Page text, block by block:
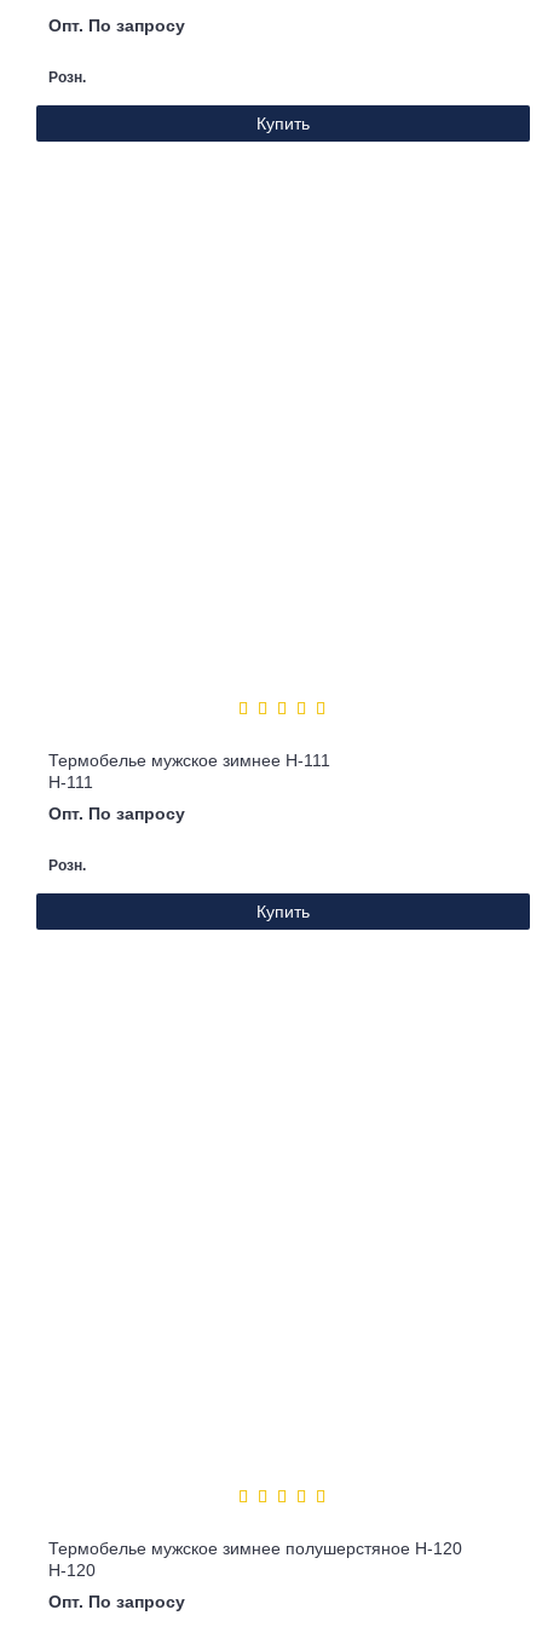
Опт. По запросу
Розн.
Купить
Термобелье мужское зимнее Н-111
Н-111
Опт. По запросу
Розн.
Купить
Термобелье мужское зимнее полушерстяное Н-120
Н-120
Опт. По запросу